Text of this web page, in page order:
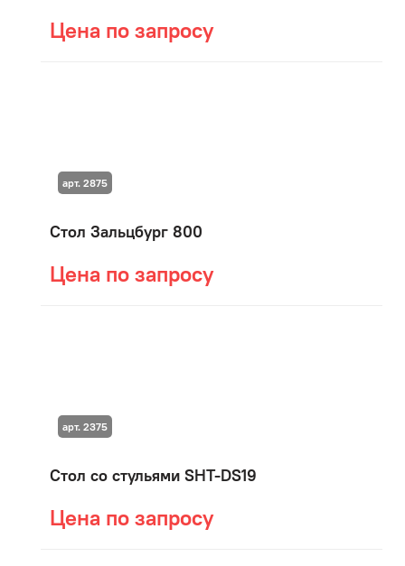
Цена по запросу
Стол Зальцбург 800
Цена по запросу
арт. 2875
Стол со стульями SHT-DS19
Цена по запросу
арт. 2375